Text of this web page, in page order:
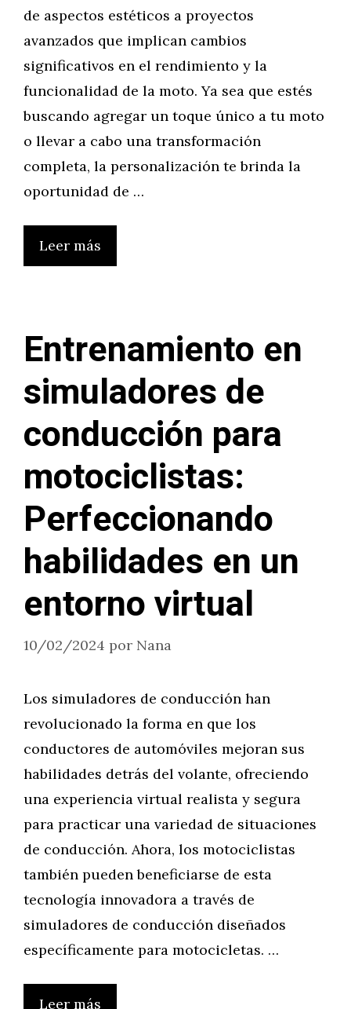
de aspectos estéticos a proyectos
avanzados que implican cambios
significativos en el rendimiento y la
funcionalidad de la moto. Ya sea que estés
buscando agregar un toque único a tu moto
o llevar a cabo una transformación
completa, la personalización te brinda la
oportunidad de …
Leer más
Entrenamiento en
simuladores de
conducción para
motociclistas:
Perfeccionando
habilidades en un
entorno virtual
10/02/2024 por Nana
Los simuladores de conducción han
revolucionado la forma en que los
conductores de automóviles mejoran sus
habilidades detrás del volante, ofreciendo
una experiencia virtual realista y segura
para practicar una variedad de situaciones
de conducción. Ahora, los motociclistas
también pueden beneficiarse de esta
tecnología innovadora a través de
simuladores de conducción diseñados
específicamente para motocicletas. …
Leer más